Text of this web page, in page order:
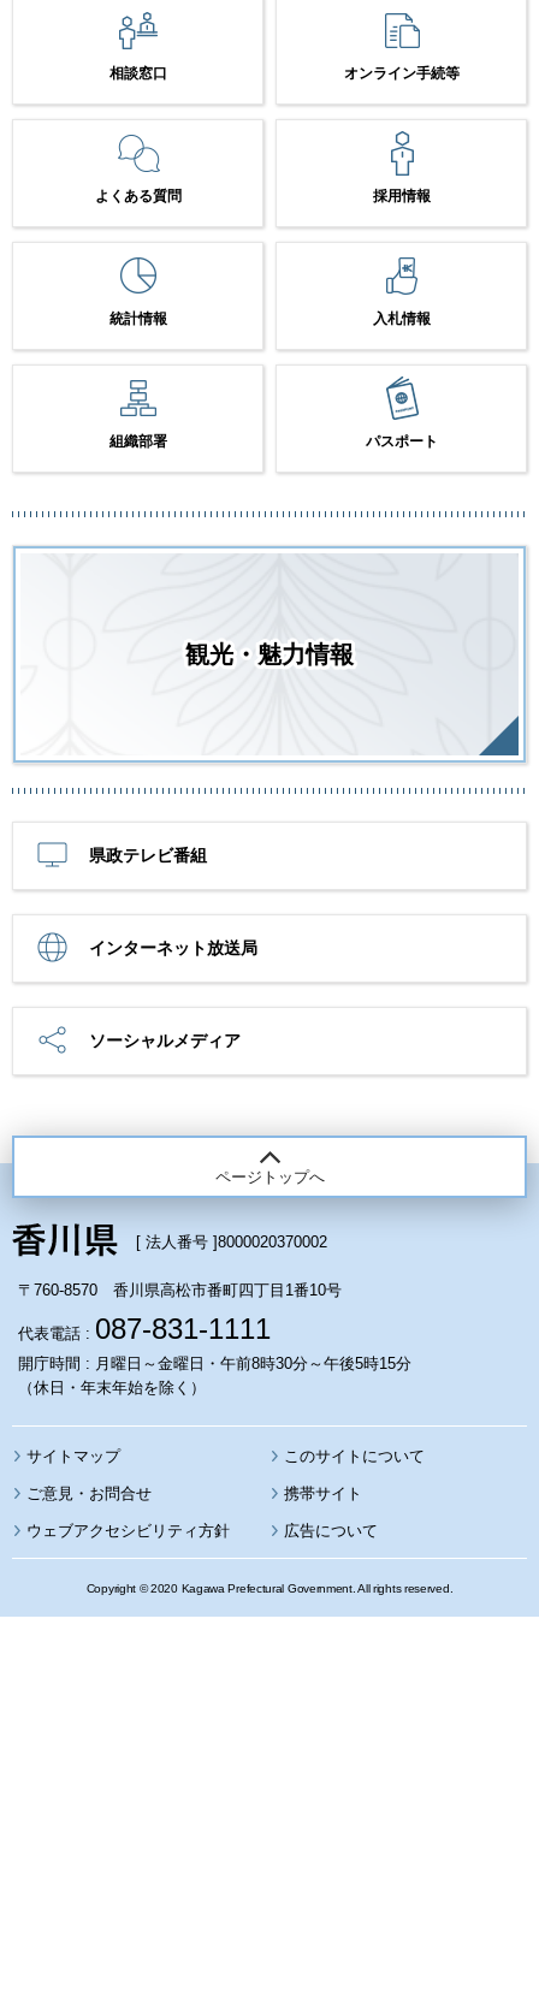
相談窓口 オンライン手続等
よくある質問 採用情報
統計情報 入札情報
組織部署 パスポート
観光・魅力情報
県政テレビ番組
インターネット放送局
ソーシャルメディア
ページトップへ
[ 法人番号 ]8000020370002
〒760-8570 香川県高松市番町四丁目1番10号
代表電話 : 087-831-1111
開庁時間 : 月曜日～金曜日・午前8時30分～午後5時15分
（休日・年末年始を除く）
サイトマップ このサイトについて
携帯サイト
ウェブアクセシビリティ方針 広告について
Copyright © 2020 Kagawa Prefectural Government. All rights reserved.